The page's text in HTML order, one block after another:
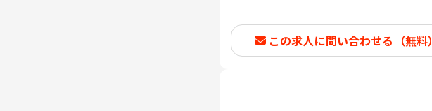
この求人に問い合わせる（無料）